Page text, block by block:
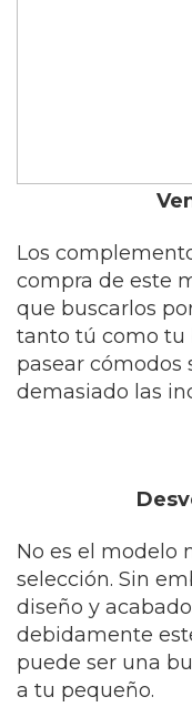
Los
compra de este
que buscarlos
tanto tú como tu
pasear cómodos
demasiado las
No es el modelo
selección. Sin
diseño y
debidamente
puede ser una
a tu pequeño.